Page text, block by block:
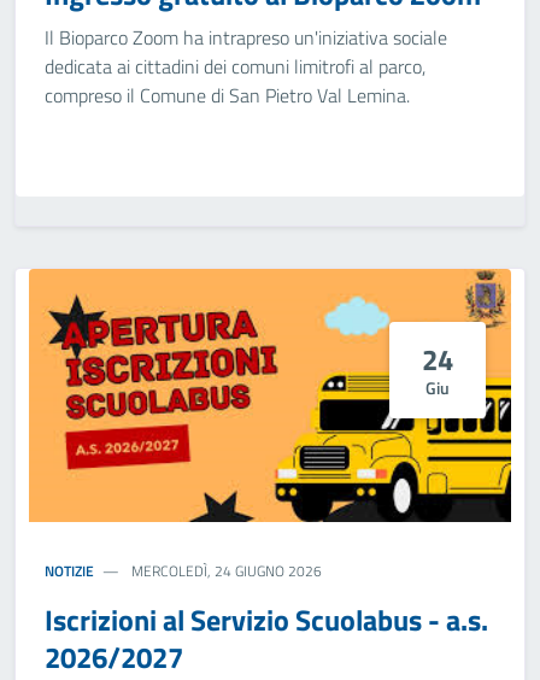
Il Bioparco Zoom ha intrapreso un'iniziativa sociale
dedicata ai cittadini dei comuni limitrofi al parco,
compreso il Comune di San Pietro Val Lemina.
24
Giu
NOTIZIE MERCOLEDÌ, 24 GIUGNO 2026
Iscrizioni al Servizio Scuolabus - a.s.
2026/2027